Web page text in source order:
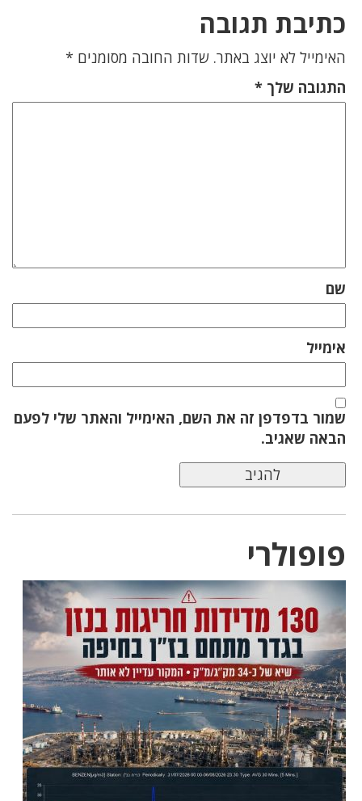
כתיבת תגובה
האימייל לא יוצג באתר. שדות החובה מסומנים *
התגובה שלך *
שם
אימייל
שמור בדפדפן זה את השם, האימייל והאתר שלי לפעם
הבאה שאגיב.
פופולרי